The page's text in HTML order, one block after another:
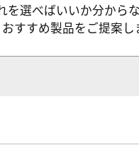
を選べばいいか分から
おすすめ製品をご提案し